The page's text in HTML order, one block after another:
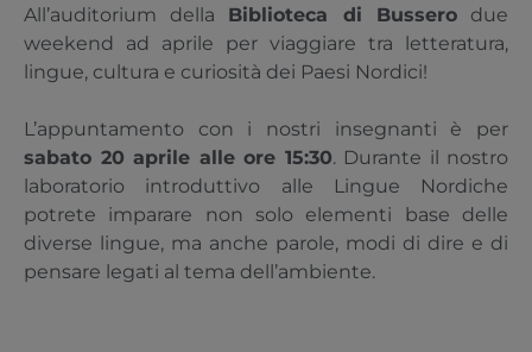
All’auditorium della Biblioteca di Busserodue
weekend ad aprile per viaggiare tra letteratura,
lingue, cultura e curiosità dei Paesi Nordici!
L’appuntamento con i nostri insegnanti è per
sabato 20 aprile alle ore 15:30. Durante il nostro
laboratorio introduttivo alle Lingue Nordiche
potrete imparare non solo elementi base delle
diverse lingue, ma anche parole, modi di dire e di
pensare legati al tema dell’ambiente.